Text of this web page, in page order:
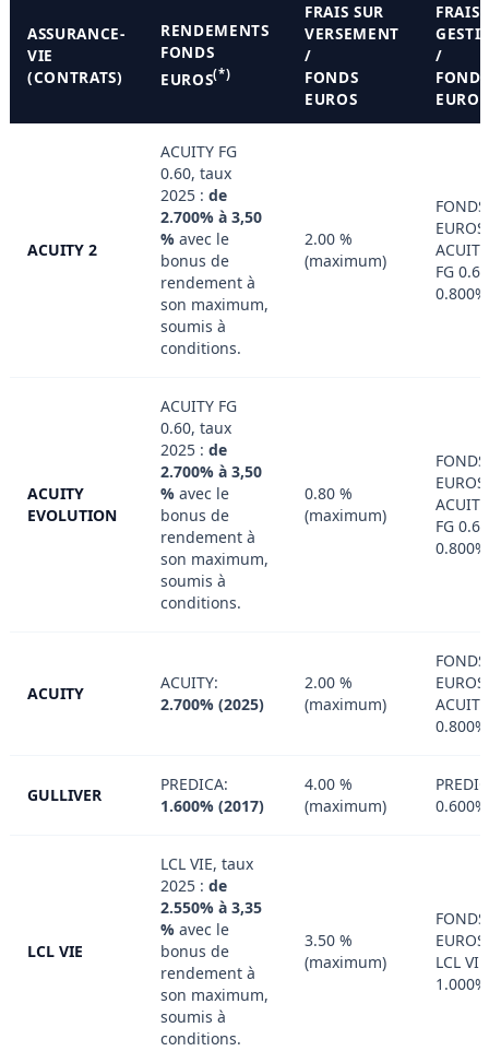
ASSURANCE-
VIE
(CONTRATS)
RENDEMENTS
FONDS
EUROS(*)
FRAIS SUR
VERSEMENT
/
FONDS
EUROS
FRAIS
/
FONDS
EUROS
ACUITY 2
ACUITY FG
0.60, taux
2025 : de
2.700% à 3,50
% avec le
bonus de
rendement à
son maximum,
soumis à
conditions.
2.00 %
(maximum)
FONDS
EUROS
ACUITY
FG
0.800%
ACUITY
EVOLUTION
ACUITY FG
0.60, taux
2025 : de
2.700% à 3,50
% avec le
bonus de
rendement à
son maximum,
soumis à
conditions.
0.80 %
(maximum)
FONDS
EUROS
ACUITY
FG
0.800%
ACUITY
ACUITY:
2.700% (2025)
2.00 %
(maximum)
FONDS
EUROS
0.800%
GULLIVER
PREDICA:
1.600% (2017)
4.00 %
(maximum)
0.600%
LCL VIE
LCL VIE, taux
2025 : de
2.550% à 3,35
% avec le
bonus de
rendement à
son maximum,
soumis à
conditions.
3.50 %
(maximum)
FONDS
EUROS
LCL
1.000%